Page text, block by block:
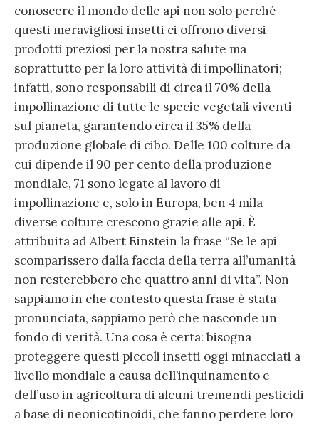
conoscere il mondo delle api non solo perché
questi meravigliosi insetti ci offrono diversi
prodotti preziosi per la nostra salute ma
soprattutto per la loro attività di impollinatori;
infatti, sono responsabili di circa il 70% della
impollinazione di tutte le specie vegetali viventi
sul pianeta, garantendo circa il 35% della
produzione globale di cibo. Delle 100 colture da
cui dipende il 90 per cento della produzione
mondiale, 71 sono legate al lavoro di
impollinazione e, solo in Europa, ben 4 mila
diverse colture crescono grazie alle api. È
attribuita ad Albert Einstein la frase “Se le api
scomparissero dalla faccia della terra all’umanità
non resterebbero che quattro anni di vita”. Non
sappiamo in che contesto questa frase è stata
pronunciata, sappiamo però che nasconde un
fondo di verità. Una cosa è certa: bisogna
proteggere questi piccoli insetti oggi minacciati a
livello mondiale a causa dell’inquinamento e
dell’uso in agricoltura di alcuni tremendi pesticidi
a base di neonicotinoidi, che fanno perdere loro